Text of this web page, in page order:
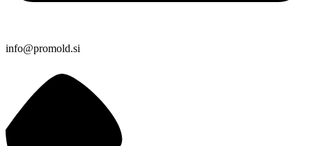
info@promold.si